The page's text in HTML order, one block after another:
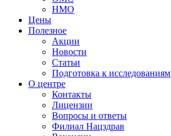
НМО
Цены
Полезное
Акции
Новости
Статьи
Подготовка к исследованиям
О центре
Контакты
Лицензии
Вопросы и ответы
Филиал Нацздрав